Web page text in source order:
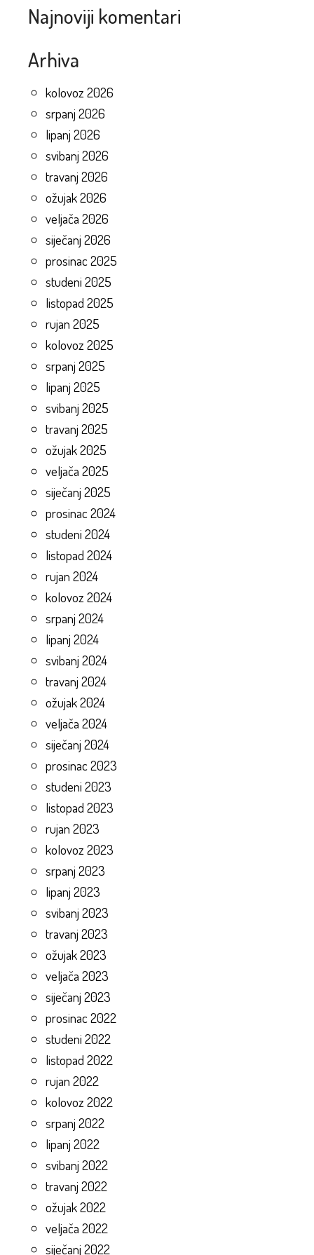
Najnoviji komentari
Arhiva
kolovoz 2026
srpanj 2026
lipanj 2026
svibanj 2026
travanj 2026
ožujak 2026
veljača 2026
siječanj 2026
prosinac 2025
studeni 2025
listopad 2025
rujan 2025
kolovoz 2025
srpanj 2025
lipanj 2025
svibanj 2025
travanj 2025
ožujak 2025
veljača 2025
siječanj 2025
prosinac 2024
studeni 2024
listopad 2024
rujan 2024
kolovoz 2024
srpanj 2024
lipanj 2024
svibanj 2024
travanj 2024
ožujak 2024
veljača 2024
siječanj 2024
prosinac 2023
studeni 2023
listopad 2023
rujan 2023
kolovoz 2023
srpanj 2023
lipanj 2023
svibanj 2023
travanj 2023
ožujak 2023
veljača 2023
siječanj 2023
prosinac 2022
studeni 2022
listopad 2022
rujan 2022
kolovoz 2022
srpanj 2022
lipanj 2022
svibanj 2022
travanj 2022
ožujak 2022
veljača 2022
siječanj 2022